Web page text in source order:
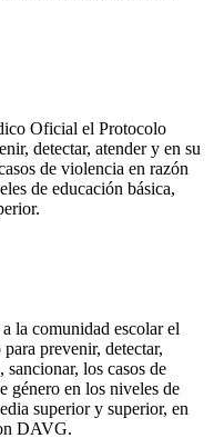
Oficial el Protocolo
detectar, atender y en su
de violencia en razón
de educación básica,
la comunidad escolar el
prevenir, detectar,
sancionar, los casos de
género en los niveles de
superior y superior, en
DAVG.